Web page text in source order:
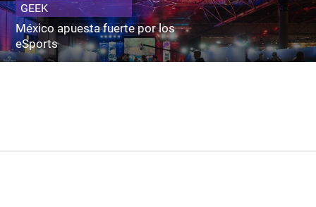
GEEK
México apuesta fuerte por los
eSports